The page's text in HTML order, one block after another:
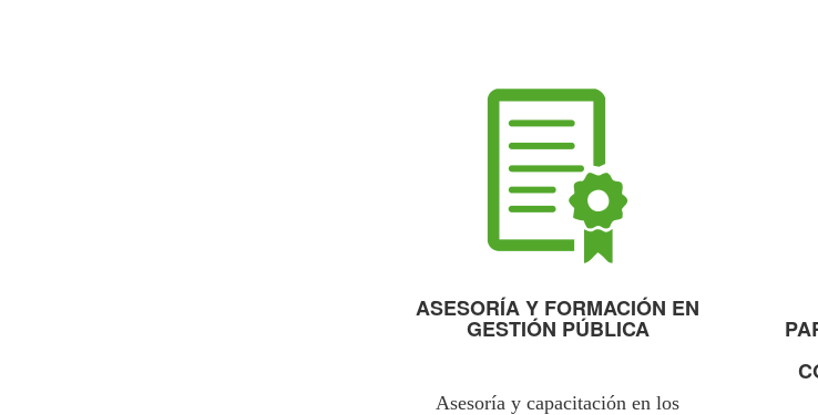
ASESORÍA Y FORMACIÓN EN
GESTIÓN PÚBLICA
Asesoría y capacitación en los